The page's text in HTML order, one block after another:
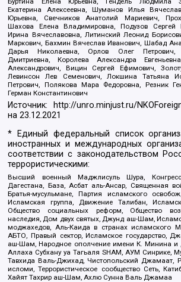
Екатерина Алексеевна, Шуманов Илья
Юрьевна, Свечников Анатолий Мариевич,
Шахова Елена Владимировна, Подузов Сергей
Ирина Вячеславовна, Литинский Леонид
Маркович, Бахмин Вячеслав Иванович, Шабад
Дарья Николаевна, Орлов Олег Петрович,
Дмитриевна, Королева Александра
Александрович, Вицин Сергей Ефимович,
Левинсон Лев Семенович, Локшина Татьяна
Петрович, Полякова Мара Федоровна, Резник
Герман Константинович
Источник: http://unro.minjust.ru/
на23.12.2021
* Единый федеральный список
иностранных и международных
соответствии с законодательством
террористическими:
Высший военный Маджлисуль Шура,
Дагестана, База, Асбат аль-Ансар, Священная
Братья-мусульмане, Партия исламского
Исламская группа, Движение Талибан,
Общество социальных реформ, Общество
наследия, Дом двух святых, Джунд аш-Шам,
моджахедов, Аль-Каида в странах исламского
АБТО, Правый сектор, Исламское государство,
аш-Шам, Народное ополчение имени К. Минина и
Аллаха Субхану уа Тагьаля SHAM, АУМ Синрике,
Тавхида Валь-Джихад, Чистопольский Джамаат,
исломи, Террористическое сообщество Сеть,
Хайят Тахрир аш-Шам, Ахлю Сунна Валь Джамаа